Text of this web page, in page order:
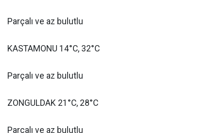
Parçalı ve az bulutlu
KASTAMONU 14°C, 32°C
Parçalı ve az bulutlu
ZONGULDAK 21°C, 28°C
Parçalı ve az bulutlu